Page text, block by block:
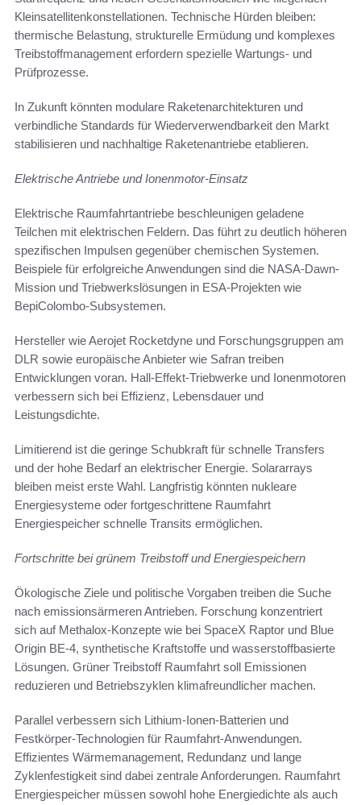
Kleinsatellitenkonstellationen. Technische Hürden bleiben:
thermische Belastung, strukturelle Ermüdung und komplexes
Treibstoffmanagement erfordern spezielle Wartungs- und
Prüfprozesse.
In Zukunft könnten modulare Raketenarchitekturen und
verbindliche Standards für Wiederverwendbarkeit den Markt
stabilisieren und nachhaltige Raketenantriebe etablieren.
Elektrische Antriebe und Ionenmotor-Einsatz
Elektrische Raumfahrtantriebe beschleunigen geladene
Teilchen mit elektrischen Feldern. Das führt zu deutlich höheren
spezifischen Impulsen gegenüber chemischen Systemen.
Beispiele für erfolgreiche Anwendungen sind die NASA-Dawn-
Mission und Triebwerkslösungen in ESA-Projekten wie
BepiColombo-Subsystemen.
Hersteller wie Aerojet Rocketdyne und Forschungsgruppen am
DLR sowie europäische Anbieter wie Safran treiben
Entwicklungen voran. Hall-Effekt-Triebwerke und Ionenmotoren
verbessern sich bei Effizienz, Lebensdauer und
Leistungsdichte.
Limitierend ist die geringe Schubkraft für schnelle Transfers
und der hohe Bedarf an elektrischer Energie. Solararrays
bleiben meist erste Wahl. Langfristig könnten nukleare
Energiesysteme oder fortgeschrittene Raumfahrt
Energiespeicher schnelle Transits ermöglichen.
Fortschritte bei grünem Treibstoff und Energiespeichern
Ökologische Ziele und politische Vorgaben treiben die Suche
nach emissionsärmeren Antrieben. Forschung konzentriert
sich auf Methalox-Konzepte wie bei SpaceX Raptor und Blue
Origin BE-4, synthetische Kraftstoffe und wasserstoffbasierte
Lösungen. Grüner Treibstoff Raumfahrt soll Emissionen
reduzieren und Betriebszyklen klimafreundlicher machen.
Parallel verbessern sich Lithium-Ionen-Batterien und
Festkörper-Technologien für Raumfahrt-Anwendungen.
Effizientes Wärmemanagement, Redundanz und lange
Zyklenfestigkeit sind dabei zentrale Anforderungen. Raumfahrt
Energiespeicher müssen sowohl hohe Energiedichte als auch